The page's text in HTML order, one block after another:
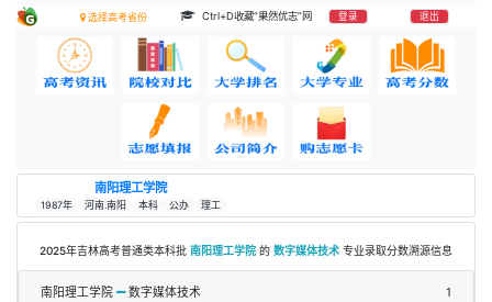
选择高考省份 Ctrl+D收藏“果然优志”网 登录 退出
南阳理工学院
1987年 河南.南阳 本科 公办 理工
2025年吉林高考普通类本科批 南阳理工学院 的 数字媒体技术 专业录取分数溯源信息
南阳理工学院 数字媒体技术 1